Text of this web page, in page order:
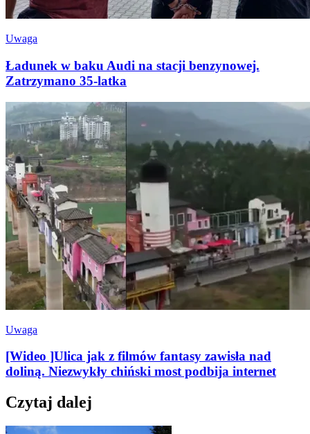
Uwaga
Ładunek w baku Audi na stacji benzynowej.
Zatrzymano 35-latka
Uwaga
[Wideo ]Ulica jak z filmów fantasy zawisła nad
doliną. Niezwykły chiński most podbija internet
Czytaj dalej